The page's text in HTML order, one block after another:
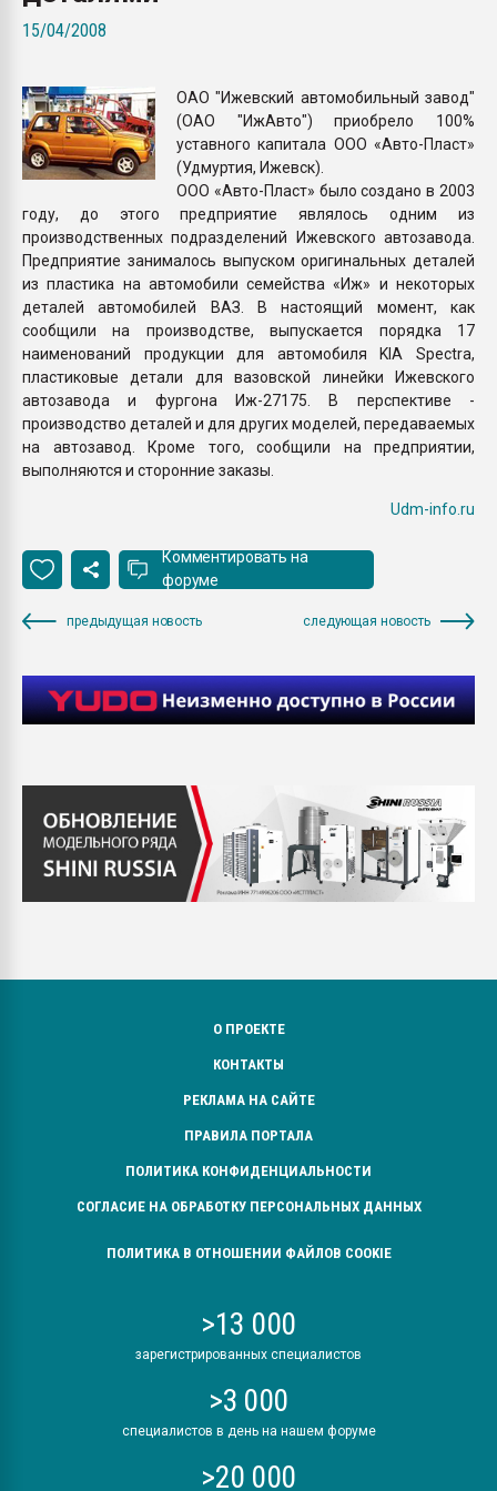
ПЕРЕЙТИ НА
15/04/2008
ОАО "Ижевский автомобильный завод"
(ОАО "ИжАвто") приобрело 100%
уставного капитала ООО «Авто-Пласт»
(Удмуртия, Ижевск).
ООО «Авто-Пласт» было создано в 2003
году, до этого предприятие являлось одним из
производственных подразделений Ижевского автозавода.
Предприятие занималось выпуском оригинальных деталей
из пластика на автомобили семейства «Иж» и некоторых
деталей автомобилей ВАЗ. В настоящий момент, как
сообщили на производстве, выпускается порядка 17
наименований продукции для автомобиля KIA Spectra,
пластиковые детали для вазовской линейки Ижевского
автозавода и фургона Иж-27175. В перспективе -
производство деталей и для других моделей, передаваемых
на автозавод. Кроме того, сообщили на предприятии,
выполняются и сторонние заказы.
Udm-info.ru
Комментировать на
форуме
предыдущая новость следующая новость
О ПРОЕКТЕ
КОНТАКТЫ
РЕКЛАМА НА САЙТЕ
ПРАВИЛА ПОРТАЛА
ПОЛИТИКА КОНФИДЕНЦИАЛЬНОСТИ
СОГЛАСИЕ НА ОБРАБОТКУ ПЕРСОНАЛЬНЫХ ДАННЫХ
ПОЛИТИКА В ОТНОШЕНИИ ФАЙЛОВ COOKIE
>13 000
зарегистрированных специалистов
>3 000
специалистов в день на нашем форуме
>20 000